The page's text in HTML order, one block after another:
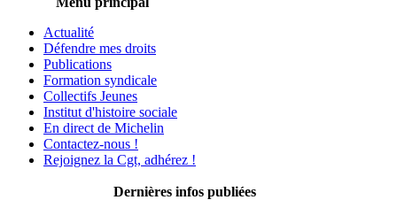
Actualité
Défendre mes droits
Publications
Formation syndicale
Collectifs Jeunes
Institut d'histoire sociale
En direct de Michelin
Contactez-nous !
Rejoignez la Cgt, adhérez !
Dernières infos publiées